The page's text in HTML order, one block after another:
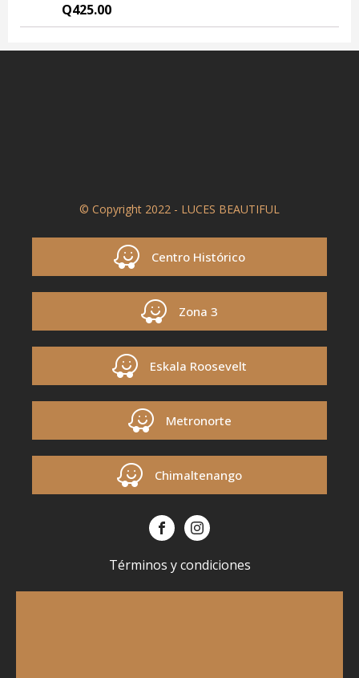
Q425.00
© Copyright 2022 - LUCES BEAUTIFUL
Centro Histórico
Zona 3
Eskala Roosevelt
Metronorte
Chimaltenango
Términos y condiciones